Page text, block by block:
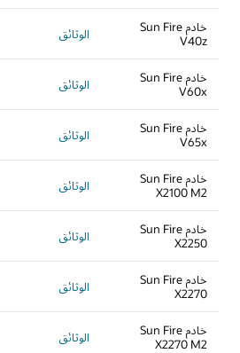
خادم Sun Fire
V40z
الوثائق
خادم Sun Fire
V60x
الوثائق
خادم Sun Fire
V65x
الوثائق
خادم Sun Fire
X2100 M2
الوثائق
خادم Sun Fire
X2250
الوثائق
خادم Sun Fire
X2270
الوثائق
خادم Sun Fire
X2270 M2
الوثائق